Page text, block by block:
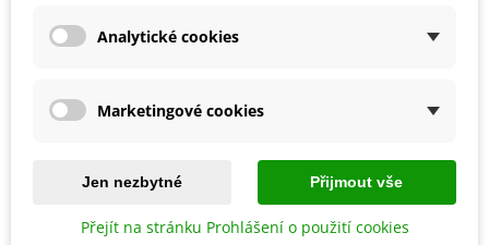
Analytické cookies
Marketingové cookies
Jen nezbytné Přijmout vše
Přejít na stránku Prohlášení o použití cookies